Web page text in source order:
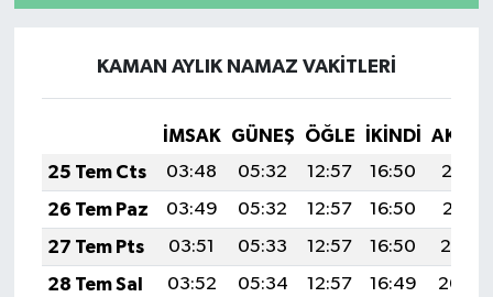
KAMAN AYLIK NAMAZ VAKITLERI
İMSAK GÜNEŞ ÖĞLE İKINDI
25 Tem Cts
03:48 05:32 12:57 16:50
20:12
26 Tem Paz
03:49 05:32 12:57 16:50
20:11
27 Tem Pts
03:51 05:33 12:57 16:50
20:10
28 Tem Sal
03:52 05:34 12:57 16:49
20:09